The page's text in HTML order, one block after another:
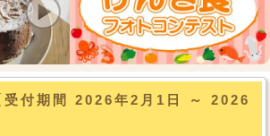
受付期間 2026年2月1日 ～ 2026